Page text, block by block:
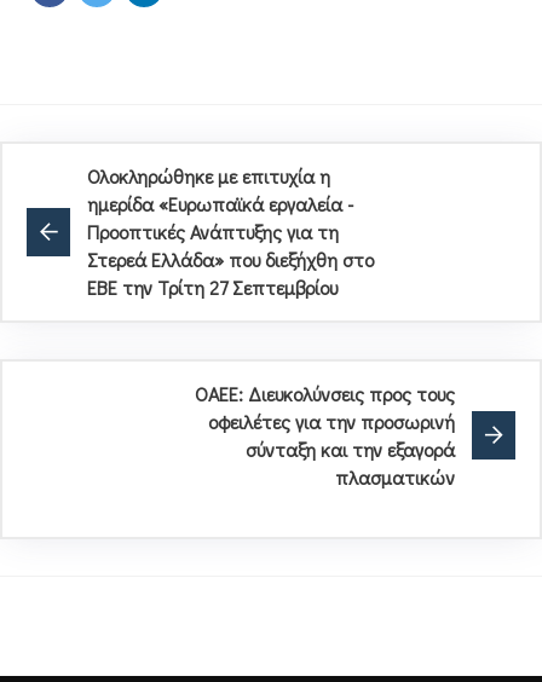
Ολοκληρώθηκε με επιτυχία η
ημερίδα «Ευρωπαϊκά εργαλεία -
Προοπτικές Ανάπτυξης για τη
Στερεά Ελλάδα» που διεξήχθη στο
ΕΒΕ την Τρίτη 27 Σεπτεμβρίου
ΟΑΕΕ: Διευκολύνσεις προς τους
οφειλέτες για την προσωρινή
σύνταξη και την εξαγορά
πλασματικών